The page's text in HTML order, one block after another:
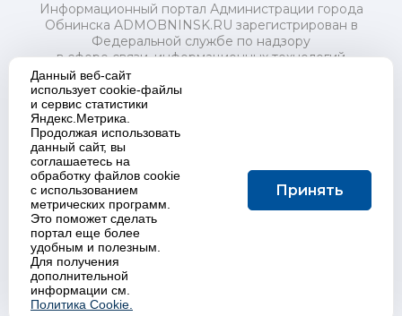
Информационный портал Администрации города
Обнинска ADMOBNINSK.RU зарегистрирован в
Федеральной службе по надзору
в сфере связи, информационных технологий
и массовых коммуникаций (Роскомнадзор) 24 июля
2018 года.
Свидетельство о регистрации Эл № ФС77-73321
Учредитель: Администрация (исполнительно-
распорядительный орган) городского округа "Город
Обнинск". Главный редактор: Байкова Е.А.
Адрес электронной почты Редакции:
redactor@admobninsk.ru
Телефон Редакции: +7 (484) 395-85-85
Настоящий ресурс содержит материалы 18+
Политика в отношении обработки персональных
Данный веб-сайт
использует cookie-файлы
и сервис статистики
Яндекс.Метрика.
Продолжая использовать
данный сайт, вы
соглашаетесь на
обработку файлов cookie
с использованием
метрических программ.
Это поможет сделать
портал еще более
удобным и полезным.
Для получения
дополнительной
информации см.
Политика Cookie.
Принять